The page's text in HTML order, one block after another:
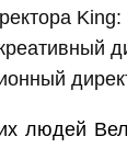
людей